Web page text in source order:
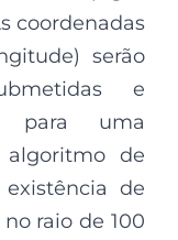
coordenadas
serão
e
para uma
de
de
raio de 100